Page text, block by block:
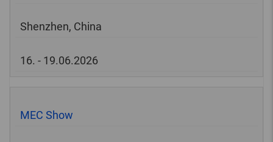
Shenzhen, China
16. - 19.06.2026
MEC Show